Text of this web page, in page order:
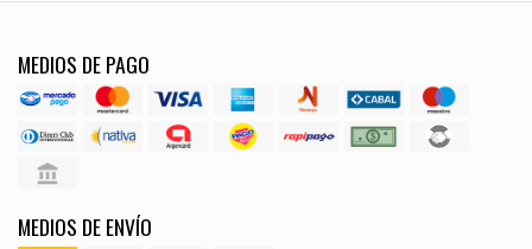
MEDIOS DE PAGO
MEDIOS DE ENVÍO